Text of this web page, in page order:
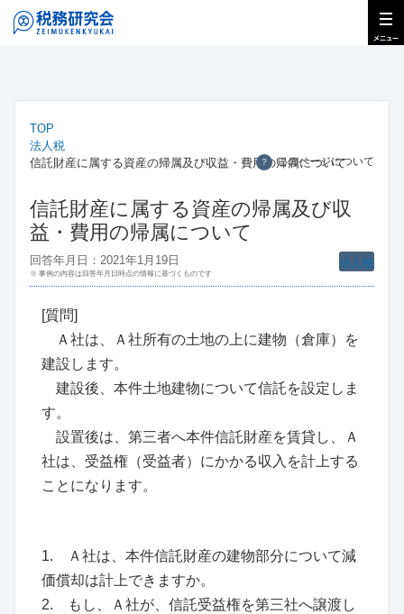
TOP
法人税
信託財産に属する資産の帰属及び収益・費用の帰属について
？ このページについて
信託財産に属する資産の帰属及び収
益・費用の帰属について
法人税
回答年月日：2021年1月19日
※ 事例の内容は回答年月日時点の情報に基づくものです
[質問]
Ａ社は、Ａ社所有の土地の上に建物（倉庫）を
建設します。
建設後、本件土地建物について信託を設定しま
す。
設置後は、第三者へ本件信託財産を賃貸し、Ａ
社は、受益権（受益者）にかかる収入を計上する
ことになります。
1. Ａ社は、本件信託財産の建物部分について減
価償却は計上できますか。
2. もし、Ａ社が、信託受益権を第三社へ譲渡し